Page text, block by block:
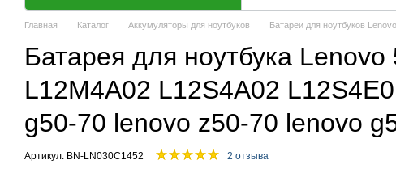
Главная Каталог Аккумуляторы для ноутбуков Батареи для ноутбуков Lenovo
Батарея для ноутбука
L12M4A02 L12S4A02
g50-70 lenovo z50-70 lenovo
Артикул: BN-LN030C1452 2 отзыва